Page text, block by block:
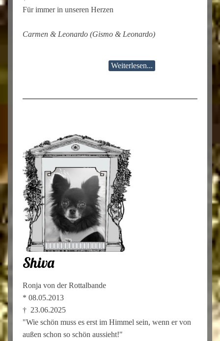
Für immer in unseren Herzen
Carmen & Leonardo (Gismo & Leonardo)
Weiterlesen...
Shiva
Ronja von der Rottalbande
* 08.05.2013
† 23.06.2025
"Wie schön muss es erst im Himmel sein, wenn er von
außen schon so schön aussieht!"